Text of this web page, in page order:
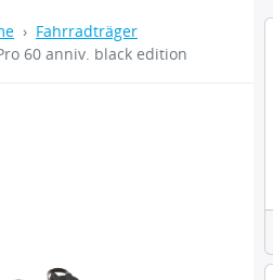
Fahrradträger
60 anniv. black edition